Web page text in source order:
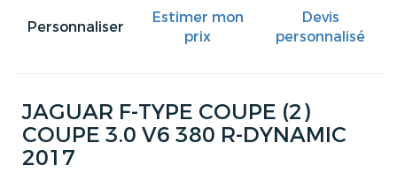
Personnaliser
Estimer mon
prix
Devis
personnalisé
JAGUAR F-TYPE COUPE (2)
COUPE 3.0 V6 380 R-DYNAMIC
2017